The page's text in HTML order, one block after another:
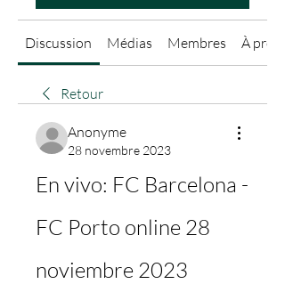
Discussion Médias Membres À
Retour
Anonyme
28 novembre 2023
En vivo: FC Barcelona -
FC Porto online 28
noviembre 2023